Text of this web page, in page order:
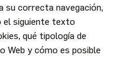
su correcta navegación,
el siguiente texto
qué tipología de
Web y cómo es posible